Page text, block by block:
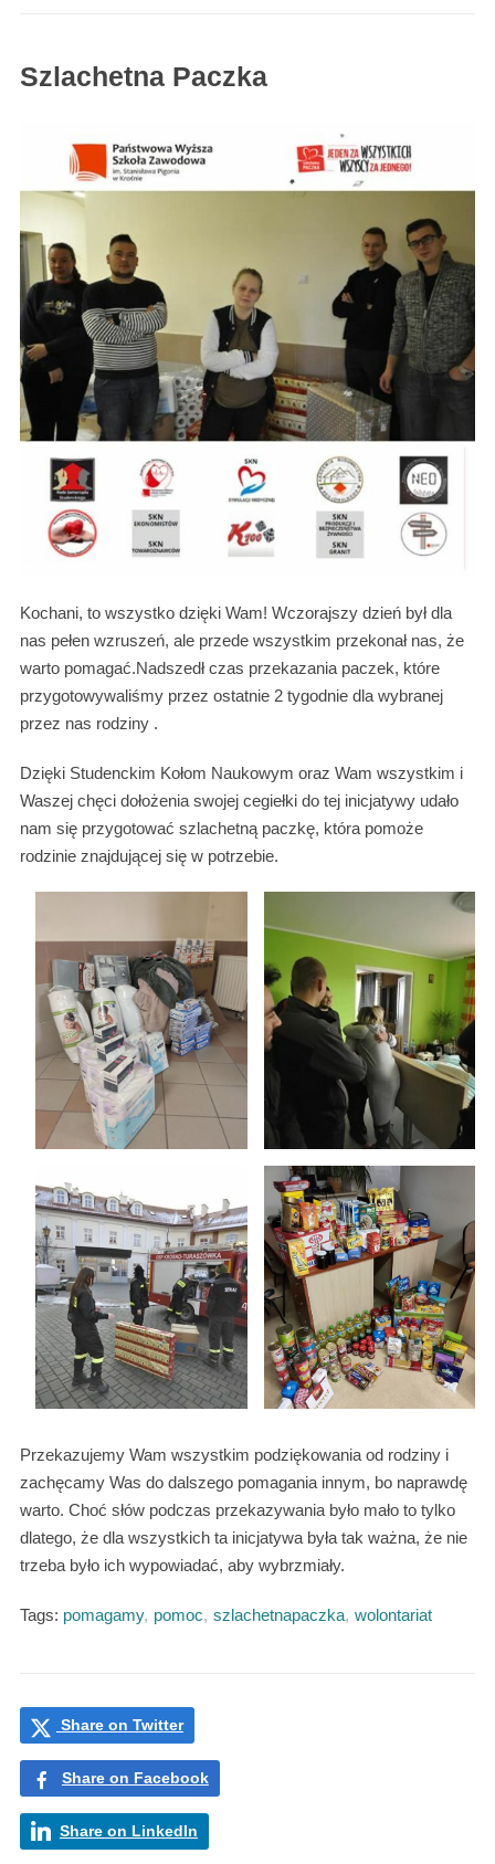
Szlachetna Paczka
Kochani, to wszystko dzięki Wam! Wczorajszy dzień był dla
nas pełen wzruszeń, ale przede wszystkim przekonał nas, że
warto pomagać.Nadszedł czas przekazania paczek, które
przygotowywaliśmy przez ostatnie 2 tygodnie dla wybranej
przez nas rodziny .
Dzięki Studenckim Kołom Naukowym oraz Wam wszystkim i
Waszej chęci dołożenia swojej cegiełki do tej inicjatywy udało
nam się przygotować szlachetną paczkę, która pomoże
rodzinie znajdującej się w potrzebie.
Przekazujemy Wam wszystkim podziękowania od rodziny i
zachęcamy Was do dalszego pomagania innym, bo naprawdę
warto. Choć słów podczas przekazywania było mało to tylko
dlatego, że dla wszystkich ta inicjatywa była tak ważna, że nie
trzeba było ich wypowiadać, aby wybrzmiały.
Tags: pomagamy, pomoc, szlachetnapaczka, wolontariat
Share on Twitter
Share on Facebook
Share on LinkedIn